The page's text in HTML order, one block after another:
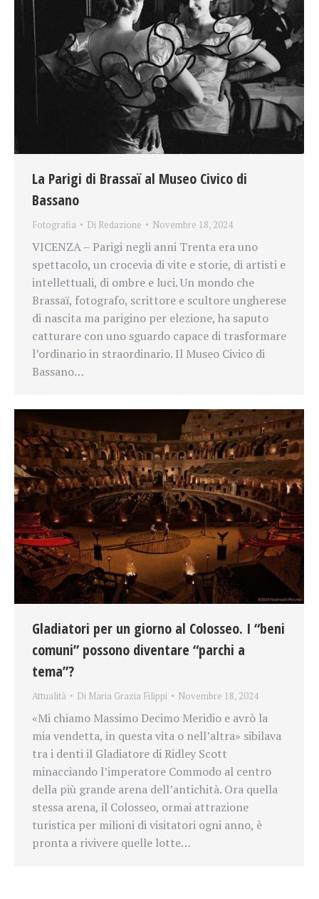
La Parigi di Brassaï al Museo Civico di
Bassano
Fotografia Di Redazione Novembre 18, 2024
VICENZA – Parigi negli anni Trenta era uno
spettacolo, un crocevia di vite e storie, di artisti e
intellettuali, di ombre e luci. Un mondo che
Brassaï, fotografo, scrittore e scultore ungherese
di nascita ma parigino per elezione, ha saputo
catturare con uno sguardo capace di trasformare
l’ordinario in straordinario. Il Museo Civico di
Bassano…
Gladiatori per un giorno al Colosseo. I “beni
comuni” possono diventare “parchi a
tema”?
Attualità Di Maria Grazia Filippi Novembre 18, 2024
«Mi chiamo Massimo Decimo Meridio e avrò la
mia vendetta, in questa vita o nell’altra» sibilava
tra i denti il Gladiatore di Ridley Scott
minacciando l’imperatore Commodo al centro
della più grande arena dell’antichità. Ora quella
stessa arena, il Colosseo, ormai attrazione
turistica per milioni di visitatori ogni anno, è
pronta a rivivere quelle lotte…